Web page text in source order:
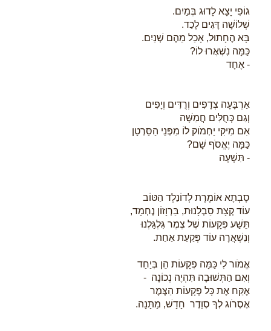
גוֹפִי יָצָא לָדוּג בְּמַיִם.
שְׁלוֹשָׁה דָּגִים לָכַד.
בָּא הֶחָתוּל, אָכַל מֵהֶם שְׁנַיִם.
כַּמָּה נִשְׁאֲרוּ לוֹ?
- אֶחָד
אַרְבָּעָה צְדָפִים וְרֻדִּים וְיָפִים
וְגַם כְּחֻלִּים חֲמִשָּׁה
אִם מִיקִי יַחְמֹוק לוֹ מִפְּנֵי הַסַּרְטָן
כַּמָּה יֶאֱסֹף שָׁם?
- תִּשְׁעָה
סָבְתָא אוֹמֶרֶת לְדוֹנַלְד הַטּוֹב
עוֹד קְצָת סַבְלָנוּת, בַּרְוָזוֹן נֶחְמָד,
תֵּשַׁע פְּקָעוֹת שֶׁל צֶמֶר גִּלְגַּלְנוּ
וְנִשְׁאֲרָה עוֹד פְּקַעַת אַחַת.
אֱמֹור לִי כַּמָּה פְּקָעוֹת הֵן בְּיַחַד
וְאִם הַתְּשׁוּבָה תִּהְיֶה נְכוֹנָה -
אֶקַּח אֶת כָּל פְּקָעוֹת הַצֶּמֶר
אֶסְרֹוג לְךָ סְוֵדֶר חָדָשׁ, מַתָּנָה.